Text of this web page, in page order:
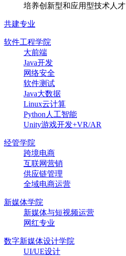
培养创新型和应用型技术人才
共建专业
软件工程学院
大前端
Java开发
网络安全
软件测试
Java大数据
Linux云计算
Python人工智能
Unity游戏开发+VR/AR
经管学院
跨境电商
互联网营销
供应链管理
全域电商运营
新媒体学院
新媒体与短视频运营
网红专业
数字新媒体设计学院
UI/UE设计